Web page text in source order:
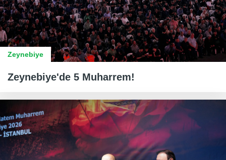
Zeynebiye
Zeynebiye'de 5 Muharrem!